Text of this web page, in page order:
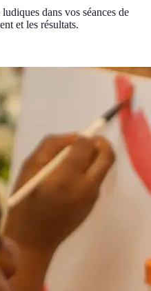
dans vos séances de
et les résultats.